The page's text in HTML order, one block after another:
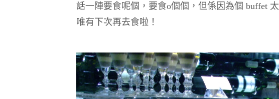
話一陣要食呢個，要食o個個，但係因為個 buffet
唯有下次再去食啦！